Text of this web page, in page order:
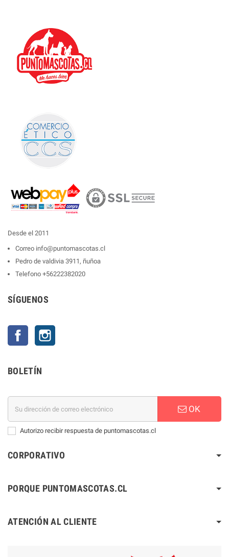
Desde el 2011
Correo info@puntomascotas.cl
Pedro de valdivia 3911, ñuñoa
Telefono +56222382020
SÍGUENOS
Facebook
BOLETÍN
OK
Autorizo recibir respuesta de puntomascotas.cl
CORPORATIVO
PORQUE PUNTOMASCOTAS.CL
ATENCIÓN AL CLIENTE